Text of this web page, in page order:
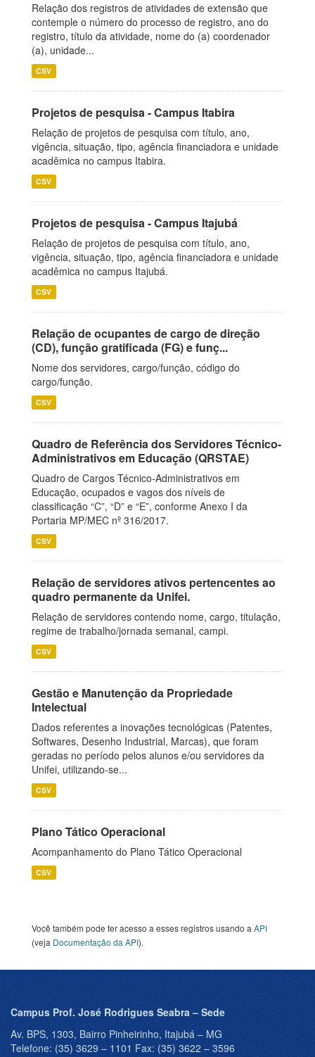
Relação dos registros de atividades de extensão que
contemple o número do processo de registro, ano do
registro, título da atividade, nome do (a) coordenador
(a), unidade...
CSV
Projetos de pesquisa - Campus Itabira
Relação de projetos de pesquisa com título, ano,
vigência, situação, tipo, agência financiadora e unidade
acadêmica no campus Itabira.
CSV
Projetos de pesquisa - Campus Itajubá
Relação de projetos de pesquisa com título, ano,
vigência, situação, tipo, agência financiadora e unidade
acadêmica no campus Itajubá.
CSV
Relação de ocupantes de cargo de direção
(CD), função gratificada (FG) e funç...
Nome dos servidores, cargo/função, código do
cargo/função.
CSV
Quadro de Referência dos Servidores Técnico-
Administrativos em Educação (QRSTAE)
Quadro de Cargos Técnico-Administrativos em
Educação, ocupados e vagos dos níveis de
classificação “C”, “D” e “E”, conforme Anexo I da
Portaria MP/MEC nº 316/2017.
CSV
Relação de servidores ativos pertencentes ao
quadro permanente da Unifei.
Relação de servidores contendo nome, cargo, titulação,
regime de trabalho/jornada semanal, campi.
CSV
Gestão e Manutenção da Propriedade
Intelectual
Dados referentes a inovações tecnológicas (Patentes,
Softwares, Desenho Industrial, Marcas), que foram
geradas no período pelos alunos e/ou servidores da
Unifei, utilizando-se...
CSV
Plano Tático Operacional
Acompanhamento do Plano Tático Operacional
CSV
Você também pode ter acesso a esses registros usando a API
(veja Documentação da API).
Campus Prof. José Rodrigues Seabra – Sede
Av. BPS, 1303, Bairro Pinheirinho, Itajubá – MG
Telefone: (35) 3629 – 1101 Fax: (35) 3622 – 3596